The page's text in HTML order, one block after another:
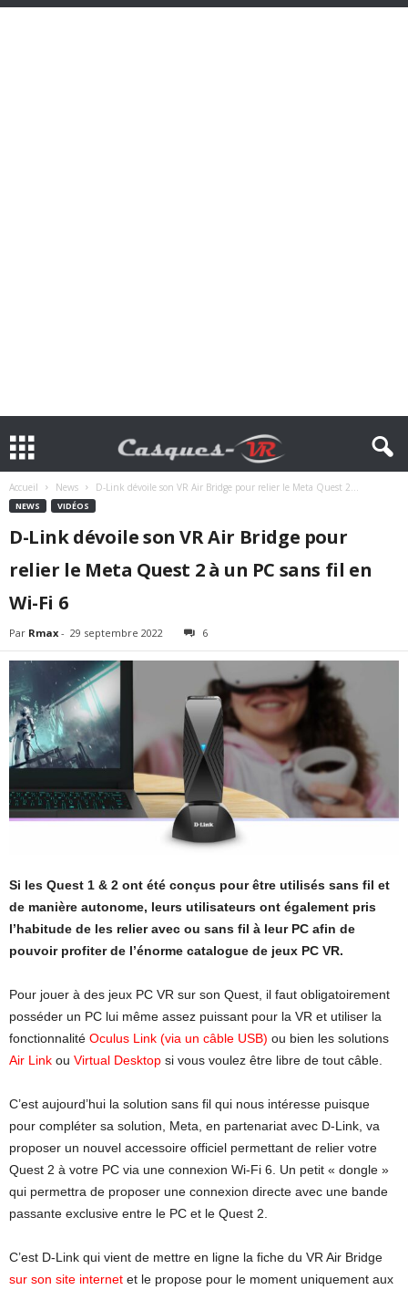
Accueil News D-Link dévoile son VR Air Bridge pour relier le Meta Quest 2...
NEWS VIDÉOS
D-Link dévoile son VR Air Bridge pour
relier le Meta Quest 2 à un PC sans fil en
Wi-Fi 6
Par Rmax - 29 septembre 2022 6
Si les Quest 1 & 2 ont été conçus pour être utilisés sans fil et
de manière autonome, leurs utilisateurs ont également pris
l’habitude de les relier avec ou sans fil à leur PC afin de
pouvoir profiter de l’énorme catalogue de jeux PC VR.
Pour jouer à des jeux PC VR sur son Quest, il faut obligatoirement
posséder un PC lui même assez puissant pour la VR et utiliser la
fonctionnalité Oculus Link (via un câble USB) ou bien les solutions
Air Link ou Virtual Desktop si vous voulez être libre de tout câble.
C’est aujourd’hui la solution sans fil qui nous intéresse puisque
pour compléter sa solution, Meta, en partenariat avec D-Link, va
proposer un nouvel accessoire officiel permettant de relier votre
Quest 2 à votre PC via une connexion Wi-Fi 6. Un petit « dongle »
qui permettra de proposer une connexion directe avec une bande
passante exclusive entre le PC et le Quest 2.
C’est D-Link qui vient de mettre en ligne la fiche du VR Air Bridge
sur son site internet et le propose pour le moment uniquement aux